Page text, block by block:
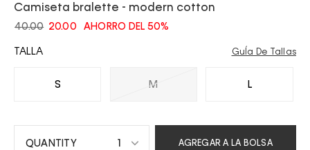
Camiseta bralette - modern cotton
40.00 20.00 AHORRO DEL 50%
TALLA
S M L
GuÍa De Tallas
1 AGREGAR A LA BOLSA